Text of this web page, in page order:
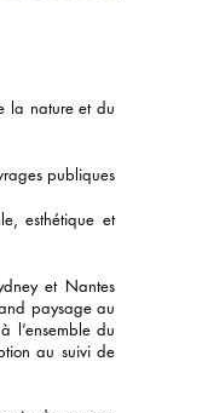
la nature et du
publiques
esthétique et
et Nantes
paysage au
l’ensemble du
au suivi de